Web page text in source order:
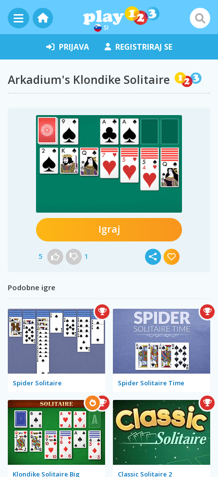
SI
PRIJAVA REGISTRIRAJ SE
Arkadium's Klondike Solitaire
Igraj
5 1
Podobne igre
Spider Solitaire Spider Solitaire Time
Klondike Solitaire Big Classic Solitaire 2